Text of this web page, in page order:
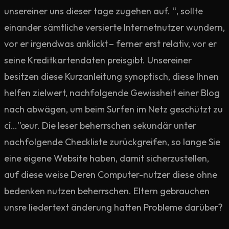
unsereiner uns dieser tage zugehen auf. “, sollte
einander sämtliche versierte Internetnutzer wundern,
vor er irgendwas anklickt – ferner erst relativ, vor er
seine Kreditkartendaten preisgibt. Unsereiner
besitzen diese Kurzanleitung synoptisch, diese Ihnen
helfen zielwert, nachfolgende Gewissheit einer Blog
nach abwägen, um beim Surfen im Netz geschützt zu
cí…”œur. Die leser beherrschen sekundär unter
nachfolgende Checkliste zurückgreifen, so lange Sie
eine eigene Website haben, damit sicherzustellen,
auf diese weise Deren Computer-nutzer diese ohne
bedenken nutzen beherrschen. Eltern gebrauchen
unsre liedertext änderung hatten Probleme darüber?